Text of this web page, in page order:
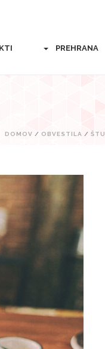
PREHRANA
DOMOV / OBVESTILA /